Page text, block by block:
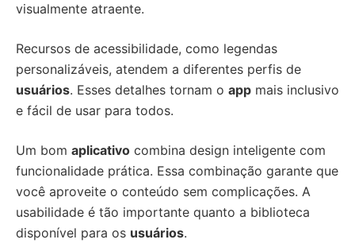
visualmente atraente.
Recursos de acessibilidade, como legendas
personalizáveis, atendem a diferentes perfis de
usuários. Esses detalhes tornam o app mais inclusivo
e fácil de usar para todos.
Um bom aplicativo combina design inteligente com
funcionalidade prática. Essa combinação garante que
você aproveite o conteúdo sem complicações. A
usabilidade é tão importante quanto a biblioteca
disponível para os usuários.